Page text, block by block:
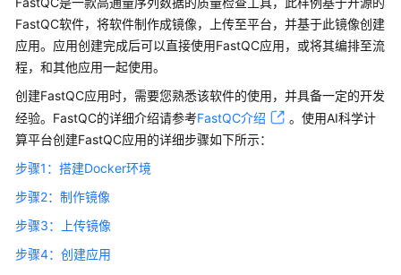
绍
计
费
明
快
速
门
用
FastQC软件，将软件制作成镜像，上传至平台，并基于此镜像创建
应用。应用创建完成后可以直接使用FastQC应用，或将其编排至流
程，和其他应用一起使用。
创建FastQC应用时，需要您熟悉该软件的使用，并具备一定的开发
经验。FastQC的详细介绍请参考FastQC介绍
。使用AI科学计
算平台创建FastQC应用的详细步骤如下所示：
步骤1：搭建Docker环境
步骤2：制作镜像
步骤3：上传镜像
步骤4：创建应用